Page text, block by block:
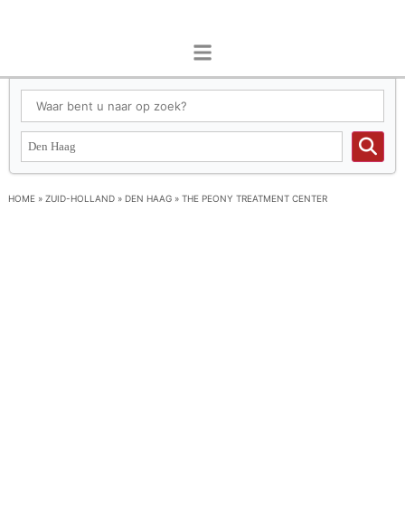
HOME » ZUID-HOLLAND » DEN HAAG » THE PEONY TREATMENT CENTER